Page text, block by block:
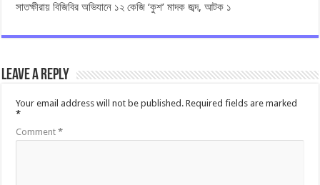
সাতক্ষীরায় বিজিবির অভিযানে ১২ কেজি ‘কুশ’ মাদক জব্দ, আটক ১
Leave a Reply
Your email address will not be published. Required fields are marked
*
Comment*